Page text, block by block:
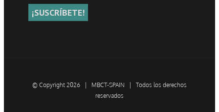
© Copyright 2026 | MBCT-SPAIN | Todos los derechos
reservados